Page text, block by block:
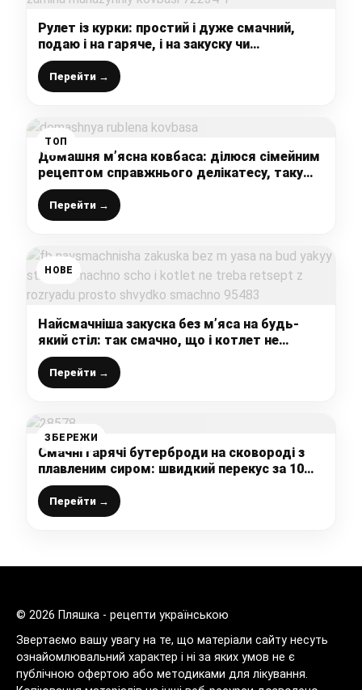
Рулет із курки: простий і дуже смачний,
подаю і на гаряче, і на закуску чи
бутербродах – ідеальна заміна магазинній
ковбасі
Перейти →
ТОП
Домашня м’ясна ковбаса: ділюся сімейним
рецептом справжнього делікатесу, таку
точно не купити ні в одному магазині
Перейти →
НОВЕ
Найсмачніша закуска без м’яса на будь-
який стіл: так смачно, що і котлет не
треба, рецепт з розряду – просто, швидко,
смачно
Перейти →
ЗБЕРЕЖИ
Смачні гарячі бутерброди на сковороді з
плавленим сиром: швидкий перекус за 10
хвилин, який сподобається всім
Перейти →
© 2026 Пляшка - рецепти українською
Звертаємо вашу увагу на те, що матеріали сайту несуть
ознайомлювальний характер і ні за яких умов не є
публічною офертою або методиками для лікування.